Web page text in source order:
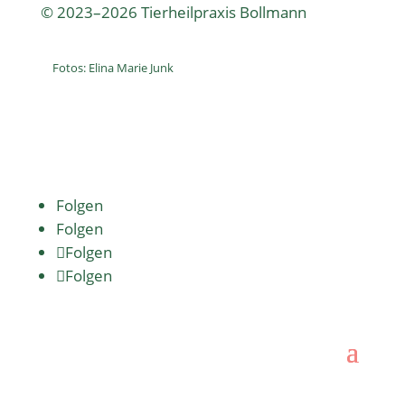
© 2023–2026 Tierheilpraxis Bollmann
Fotos: Elina Marie Junk
Folgen
Folgen
Folgen
Folgen